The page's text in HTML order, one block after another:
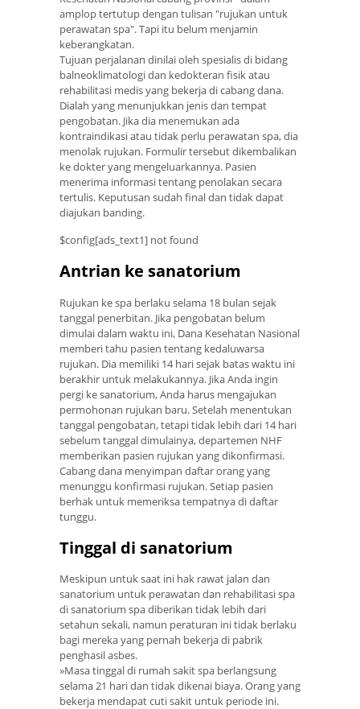
amplop tertutup dengan tulisan "rujukan untuk
perawatan spa". Tapi itu belum menjamin
keberangkatan.
Tujuan perjalanan dinilai oleh spesialis di bidang
balneoklimatologi dan kedokteran fisik atau
rehabilitasi medis yang bekerja di cabang dana.
Dialah yang menunjukkan jenis dan tempat
pengobatan. Jika dia menemukan ada
kontraindikasi atau tidak perlu perawatan spa, dia
menolak rujukan. Formulir tersebut dikembalikan
ke dokter yang mengeluarkannya. Pasien
menerima informasi tentang penolakan secara
tertulis. Keputusan sudah final dan tidak dapat
diajukan banding.
$config[ads_text1] not found
Antrian ke sanatorium
Rujukan ke spa berlaku selama 18 bulan sejak
tanggal penerbitan. Jika pengobatan belum
dimulai dalam waktu ini, Dana Kesehatan Nasional
memberi tahu pasien tentang kedaluwarsa
rujukan. Dia memiliki 14 hari sejak batas waktu ini
berakhir untuk melakukannya. Jika Anda ingin
pergi ke sanatorium, Anda harus mengajukan
permohonan rujukan baru. Setelah menentukan
tanggal pengobatan, tetapi tidak lebih dari 14 hari
sebelum tanggal dimulainya, departemen NHF
memberikan pasien rujukan yang dikonfirmasi.
Cabang dana menyimpan daftar orang yang
menunggu konfirmasi rujukan. Setiap pasien
berhak untuk memeriksa tempatnya di daftar
tunggu.
Tinggal di sanatorium
Meskipun untuk saat ini hak rawat jalan dan
sanatorium untuk perawatan dan rehabilitasi spa
di sanatorium spa diberikan tidak lebih dari
setahun sekali, namun peraturan ini tidak berlaku
bagi mereka yang pernah bekerja di pabrik
penghasil asbes.
»Masa tinggal di rumah sakit spa berlangsung
selama 21 hari dan tidak dikenai biaya. Orang yang
bekerja mendapat cuti sakit untuk periode ini.